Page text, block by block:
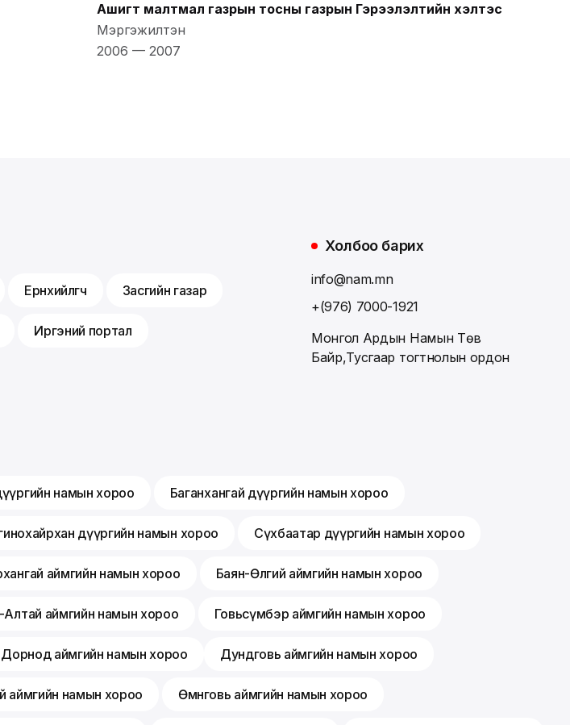
Ашигт малтмал газрын тосны газрын Гэрээлэлтийн хэлтэс
Мэргэжилтэн
2006 — 2007
Ерөнхийлөгч Засгийн газар
Иргэний портал
Холбоо барих
info@nam.mn
+(976) 7000-1921
Монгол Ардын Намын Төв
Байр,Тусгаар тогтнолын ордон
намын хороо Баганхангай дүүргийн намын хороо
дүүргийн намын хороо Сүхбаатар дүүргийн намын хороо
аймгийн намын хороо Баян-Өлгий аймгийн намын хороо
Алтай аймгийн намын хороо Говьсүмбэр аймгийн намын хороо
Дорнод аймгийн намын хороо Дундговь аймгийн намын хороо
аймгийн намын хороо Өмнөговь аймгийн намын хороо